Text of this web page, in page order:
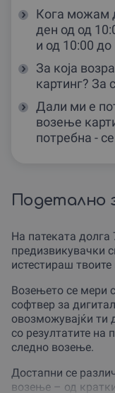
Кога можам
ден од од
и од 10:00
За коjа
картинг? За
Дали ми е
возење
потребна -
Подетално
На патеката
предизвикувачки
истестираш
Возењето се мери
софтвер за
овозможувајќи ти
со резултатите на
следно возење.
Достапни се
возење – од